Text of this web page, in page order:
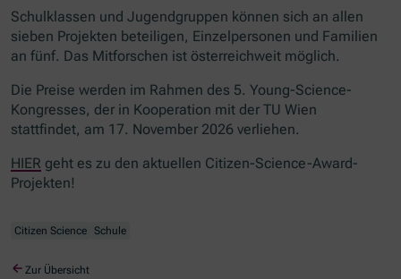
Schulklassen und Jugendgruppen können sich an allen
sieben Projekten beteiligen, Einzelpersonen und Familien
an fünf. Das Mitforschen ist österreichweit möglich.
Die Preise werden im Rahmen des 5.Young-Science-
Kongresses, der in Kooperation mit der TU Wien
stattfindet, am 17. November 2026 verliehen.
HIER geht es zu den aktuellen Citizen-Science-Award-
Projekten!
Citizen Science Schule
Zur Übersicht